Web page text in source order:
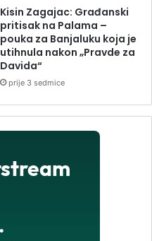
Kisin Zagajac: Građanski
pritisak na Palama –
pouka za Banjaluku koja je
utihnula nakon „Pravde za
Davida“
prije 3 sedmice